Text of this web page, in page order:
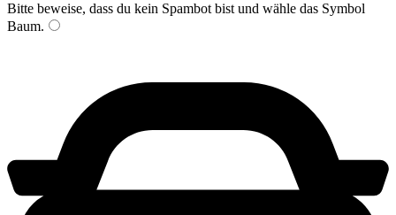
Bitte beweise, dass du kein Spambot bist und wähle das Symbol
Baum.